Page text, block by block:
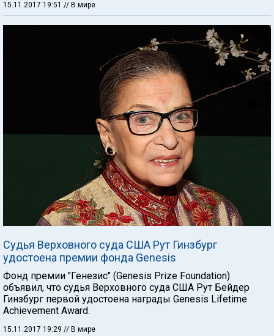
15.11.2017 19:51 // В мире
Судья Верховного суда США Рут Гинзбург
удостоена премии фонда Genesis
Фонд премии "Генезис" (Genesis Prize Foundation)
объявил, что судья Верховного суда США Рут Бейдер
Гинзбург первой удостоена награды Genesis Lifetime
Achievement Award.
15.11.2017 19:29 // В мире